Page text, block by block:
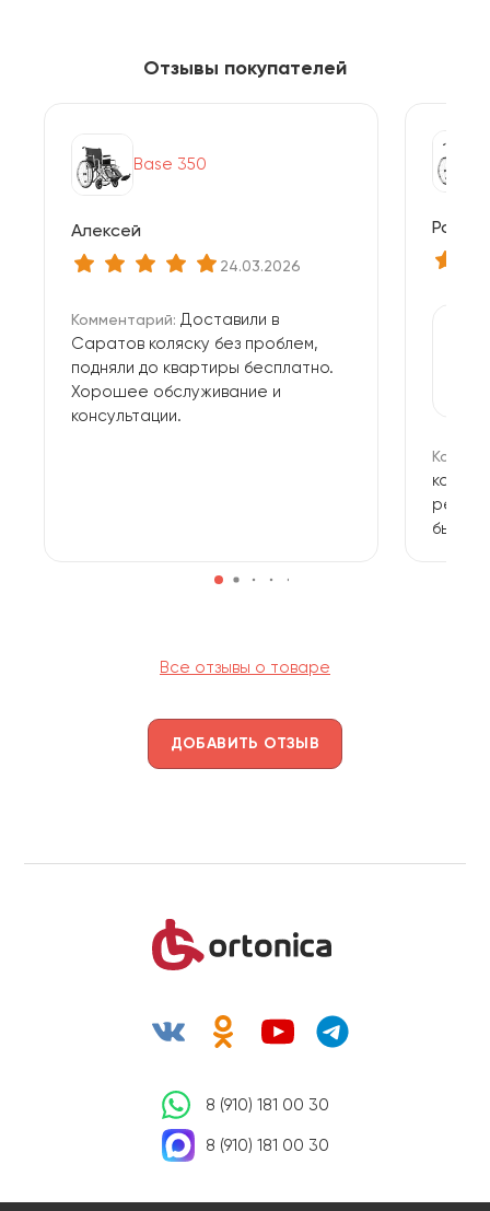
Отзывы покупателей
Base 350
Алексей
24.03.2026
Комментарий: Доставили в
Саратов коляску без проблем,
подняли до квартиры бесплатно.
Хорошее обслуживание и
консультации.
ремни
Все отзывы о товаре
ДОБАВИТЬ ОТЗЫВ
8 (910) 181 00 30
8 (910) 181 00 30